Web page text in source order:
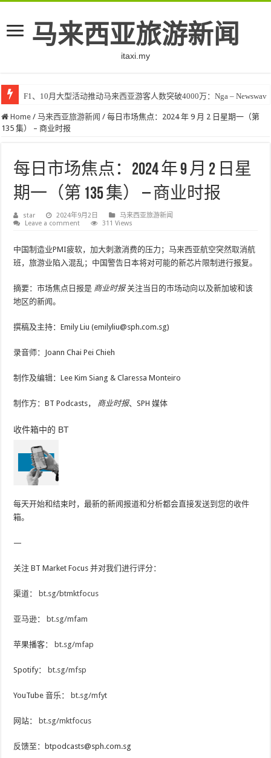
马来西亚旅游新闻
itaxi.my
F1、10月大型活动推动马来西亚游客人数突破4000万：Nga – Newswav
Home / 马来西亚旅游新闻 / 每日市场焦点：2024 年 9 月 2 日星期一（第
135 集） – 商业时报
每日市场焦点：2024 年 9 月 2 日星
期一（第 135 集） – 商业时报
star 2024年9月2日
马来西亚旅游新闻
Leave a comment
311 Views
中国制造业PMI疲软，加大刺激消费的压力；马来西亚航空突然取消航
班，旅游业陷入混乱；中国警告日本将对可能的新芯片限制进行报复。
摘要：市场焦点日报是 商业时报关注当日的市场动向以及新加坡和该
地区的新闻。
撰稿及主持：Emily Liu (emilyliu@sph.com.sg)
录音师：Joann Chai Pei Chieh
制作及编辑：Lee Kim Siang & Claressa Monteiro
制作方：BT Podcasts， 商业时报、SPH 媒体
收件箱中的 BT
每天开始和结束时，最新的新闻报道和分析都会直接发送到您的收件
箱。
—
关注 BT Market Focus 并对我们进行评分：
渠道：bt.sg/btmktfocus
亚马逊：bt.sg/mfam
苹果播客：bt.sg/mfap
Spotify：bt.sg/mfsp
YouTube 音乐：bt.sg/mfyt
网站：bt.sg/mktfocus
反馈至：btpodcasts@sph.com.sg